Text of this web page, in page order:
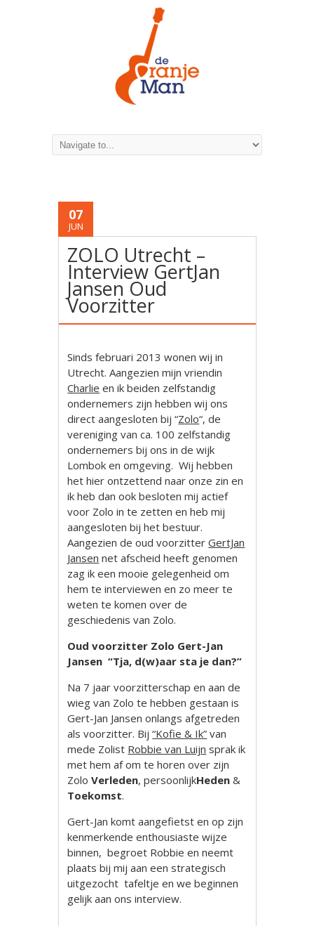
07
JUN
ZOLO Utrecht –
Interview GertJan
Jansen Oud
Voorzitter
Sinds februari 2013 wonen wij in
Utrecht. Aangezien mijn vriendin
Charlie en ik beiden zelfstandig
ondernemers zijn hebben wij ons
direct aangesloten bij “Zolo“, de
vereniging van ca. 100 zelfstandig
ondernemers bij ons in de wijk
Lombok en omgeving.Wij hebben
het hier ontzettend naar onze zin en
ik heb dan ook besloten mij actief
voor Zolo in te zetten en heb mij
aangesloten bij het bestuur.
Aangezien de oud voorzitterGertJan
Jansen net afscheid heeft genomen
zag ik een mooie gelegenheid om
hem te interviewen en zo meer te
weten te komen over de
geschiedenis van Zolo.
Oud voorzitter Zolo Gert-Jan
Jansen “Tja, d(w)aar sta je dan?”
Na 7 jaar voorzitterschap en aan de
wieg van Zolo te hebben gestaan is
Gert-Jan Jansen onlangs afgetreden
als voorzitter. Bij“Kofie & Ik” van
mede Zolist Robbie van Luijn sprak ik
met hem af om te horen over zijn
ZoloVerleden, persoonlijkHeden &
Toekomst.
Gert-Jan komt aangefietst en op zijn
kenmerkende enthousiaste wijze
binnen, begroet Robbie en neemt
plaats bij mij aan een strategisch
uitgezocht tafeltje en we beginnen
gelijk aan ons interview.